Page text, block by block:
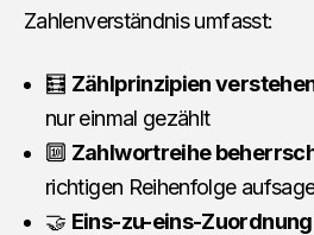
Zahlenverständnis umfasst:
🧮 Zählprinzipien
nur einmal gezählt
🔟 Zahlwortreihe
richtigen Reihenfolge
🤝 Eins-zu-eins-